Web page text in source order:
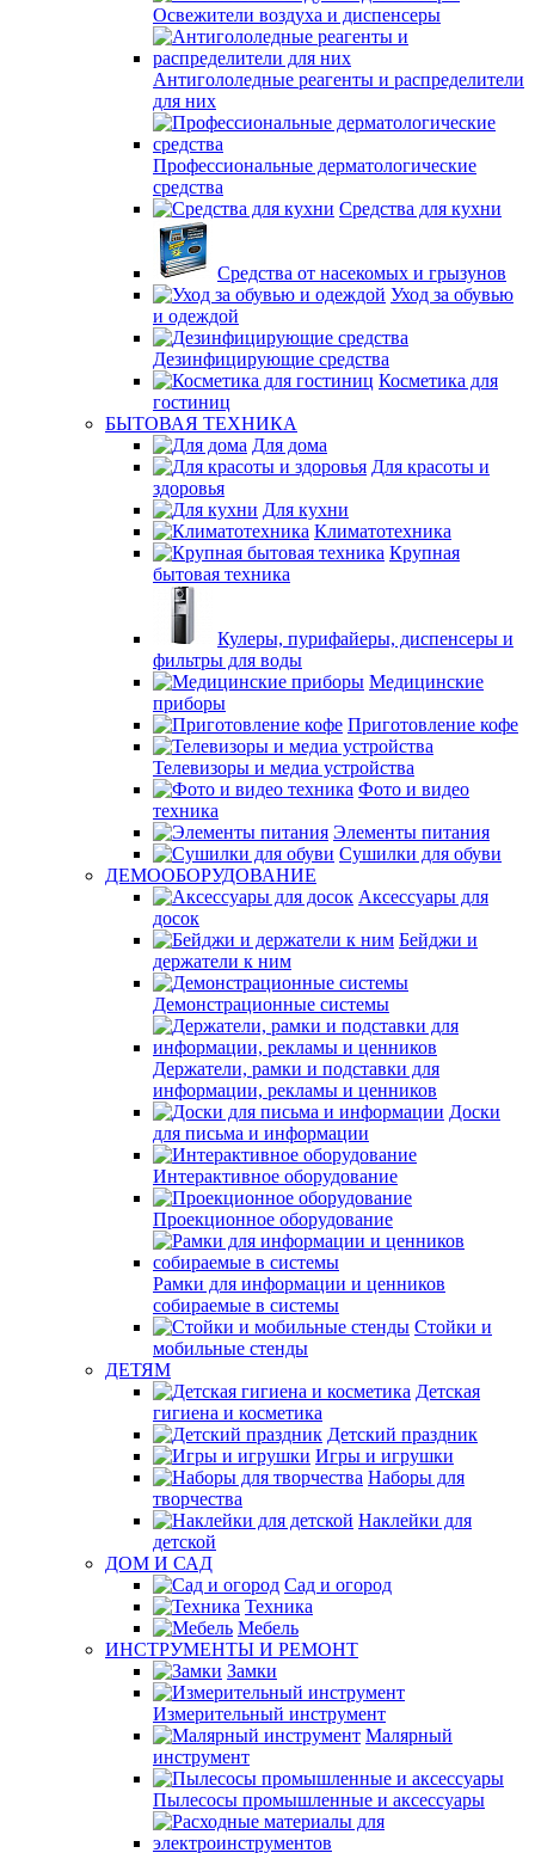
Освежители воздуха и диспенсеры
Антигололедные реагенты и распределители
для них
Профессиональные дерматологические
средства
Средства для кухни
Средства от насекомых и грызунов
Уход за обувью
и одеждой
Дезинфицирующие средства
Косметика для
гостиниц
БЫТОВАЯ ТЕХНИКА
Для дома
Для красоты и
здоровья
Для кухни
Климатотехника
Крупная
бытовая техника
Кулеры, пурифайеры, диспенсеры и
фильтры для воды
Медицинские
приборы
Приготовление кофе
Телевизоры и медиа устройства
Фото и видео
техника
Элементы питания
Сушилки для обуви
ДЕМООБОРУДОВАНИЕ
Аксессуары для
досок
Бейджи и
держатели к ним
Демонстрационные системы
Держатели, рамки и подставки для
информации, рекламы и ценников
Доски
для письма и информации
Интерактивное оборудование
Проекционное оборудование
Рамки для информации и ценников
собираемые в системы
Стойки и
мобильные стенды
ДЕТЯМ
Детская
гигиена и косметика
Детский праздник
Игры и игрушки
Наборы для
творчества
Наклейки для
детской
ДОМ И САД
Сад и огород
Техника
Мебель
ИНСТРУМЕНТЫ И РЕМОНТ
Замки
Измерительный инструмент
Малярный
инструмент
Пылесосы промышленные и аксессуары